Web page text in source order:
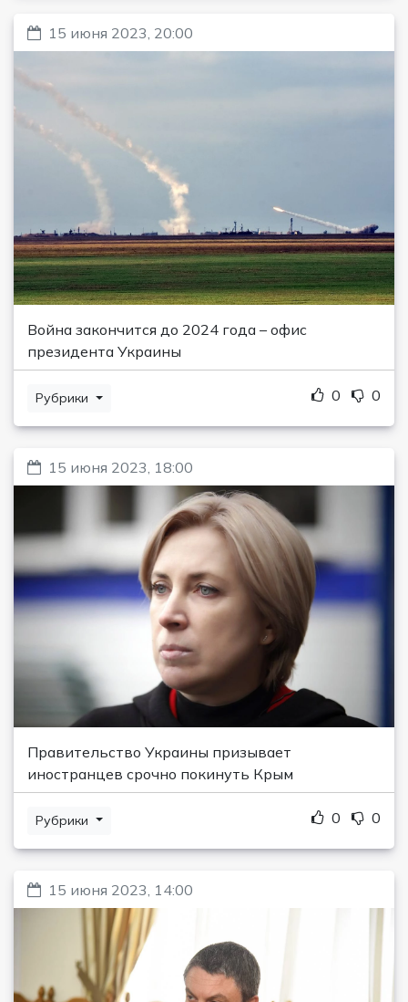
15 июня 2023, 20:00
Война закончится до 2024 года – офис
президента Украины
Рубрики 0 0
15 июня 2023, 18:00
Правительство Украины призывает
иностранцев срочно покинуть Крым
Рубрики 0 0
15 июня 2023, 14:00